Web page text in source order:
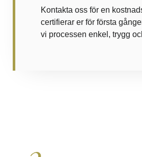
Kontakta oss för en
certifierar er för första
vi processen enkel, trygg